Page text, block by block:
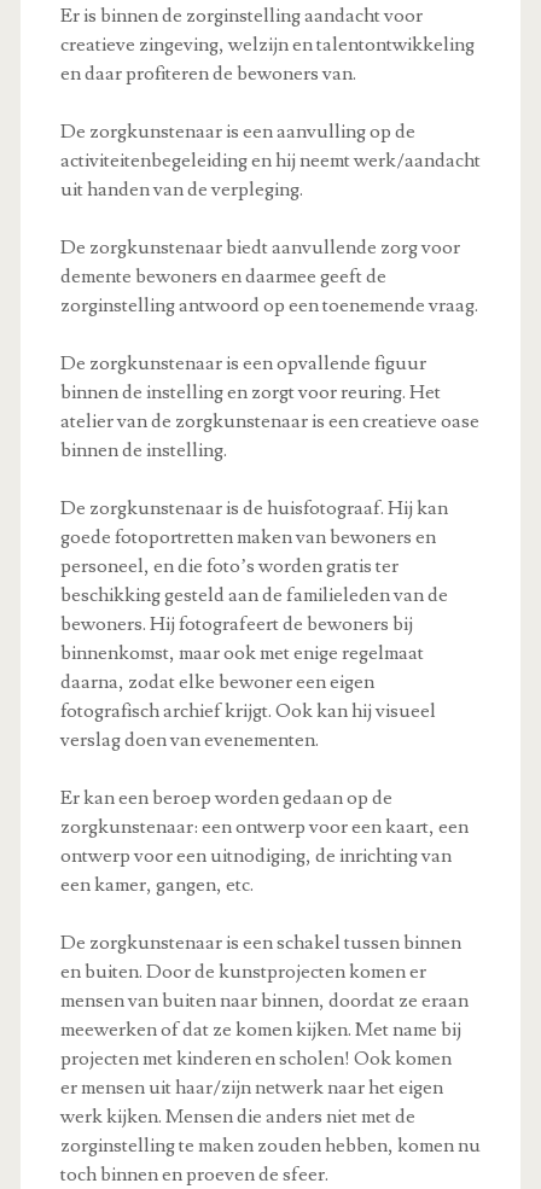
Er is binnen de zorginstelling aandacht voor
creatieve zingeving, welzijn en talentontwikkeling
en daar profiteren de bewoners van.
De zorgkunstenaar is een aanvulling op de
activiteitenbegeleiding en hij neemt werk/aandacht
uit handen van de verpleging.
De zorgkunstenaar biedt aanvullende zorg voor
demente bewoners en daarmee geeft de
zorginstelling antwoord op een toenemende vraag.
De zorgkunstenaar is een opvallende figuur
binnen de instelling en zorgt voor reuring. Het
atelier van de zorgkunstenaar is een creatieve oase
binnen de instelling.
De zorgkunstenaar is de huisfotograaf. Hij kan
goede fotoportretten maken van bewoners en
personeel, en die foto’s worden gratis ter
beschikking gesteld aan de familieleden van de
bewoners. Hij fotografeert de bewoners bij
binnenkomst, maar ook met enige regelmaat
daarna, zodat elke bewoner een eigen
fotografisch archief krijgt. Ook kan hij visueel
verslag doen van evenementen.
Er kan een beroep worden gedaan op de
zorgkunstenaar: een ontwerp voor een kaart, een
ontwerp voor een uitnodiging, de inrichting van
een kamer, gangen, etc.
De zorgkunstenaar is een schakel tussen binnen
en buiten. Door de kunstprojecten komen er
mensen van buiten naar binnen, doordat ze eraan
meewerken of dat ze komen kijken. Met name bij
projecten met kinderen en scholen! Ook komen
er mensen uit haar/zijn netwerk naar het eigen
werk kijken. Mensen die anders niet met de
zorginstelling te maken zouden hebben, komen nu
toch binnen en proeven de sfeer.